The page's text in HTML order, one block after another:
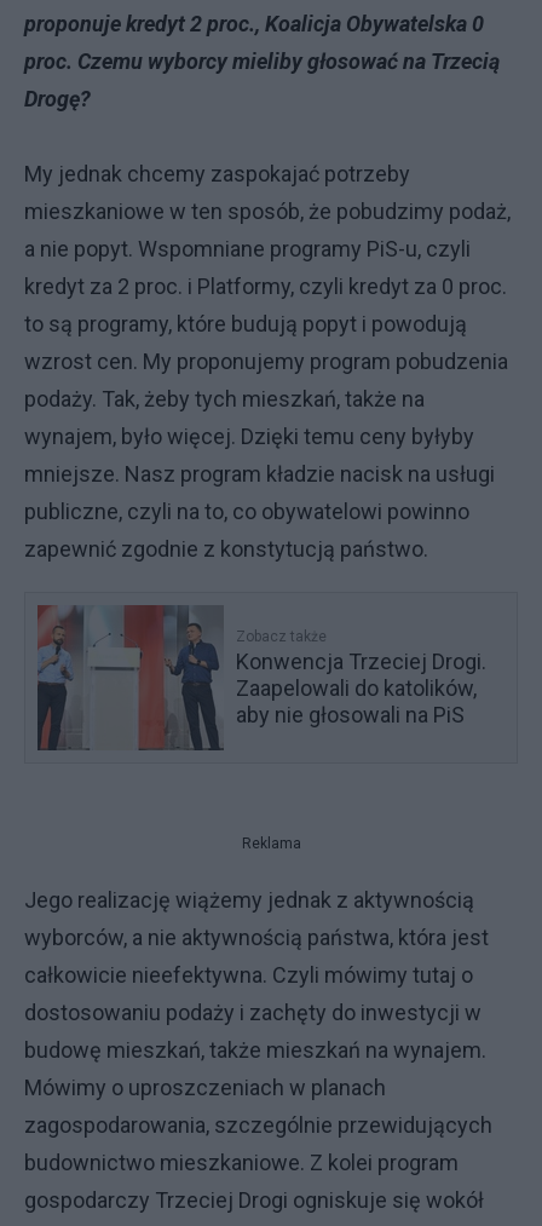
proponuje kredyt 2 proc., Koalicja Obywatelska 0
proc. Czemu wyborcy mieliby głosować na Trzecią
Drogę?
My jednak chcemy zaspokajać potrzeby
mieszkaniowe w ten sposób, że pobudzimy podaż,
a nie popyt. Wspomniane programy PiS-u, czyli
kredyt za 2 proc. i Platformy, czyli kredyt za 0 proc.
to są programy, które budują popyt i powodują
wzrost cen. My proponujemy program pobudzenia
podaży. Tak, żeby tych mieszkań, także na
wynajem, było więcej. Dzięki temu ceny byłyby
mniejsze. Nasz program kładzie nacisk na usługi
publiczne, czyli na to, co obywatelowi powinno
zapewnić zgodnie z konstytucją państwo.
Zobacz także
Konwencja Trzeciej Drogi.
Zaapelowali do katolików,
aby nie głosowali na PiS
Reklama
Jego realizację wiążemy jednak z aktywnością
wyborców, a nie aktywnością państwa, która jest
całkowicie nieefektywna. Czyli mówimy tutaj o
dostosowaniu podaży i zachęty do inwestycji w
budowę mieszkań, także mieszkań na wynajem.
Mówimy o uproszczeniach w planach
zagospodarowania, szczególnie przewidujących
budownictwo mieszkaniowe. Z kolei program
gospodarczy Trzeciej Drogi ogniskuje się wokół